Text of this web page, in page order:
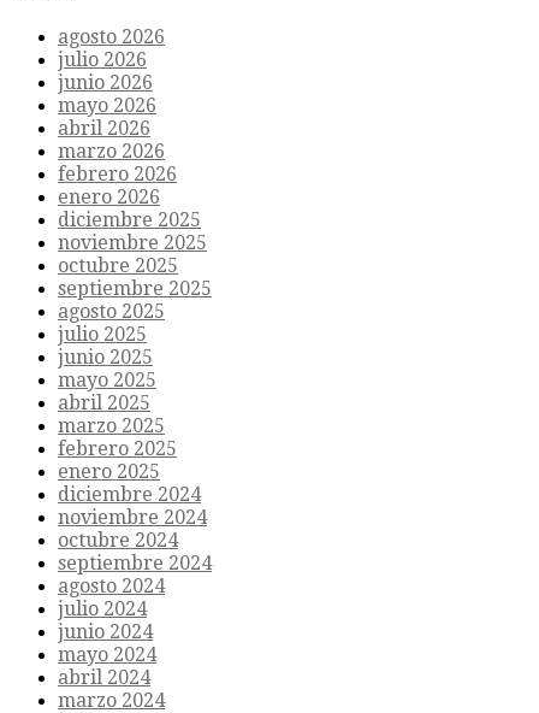
agosto 2026
julio 2026
junio 2026
mayo 2026
abril 2026
marzo 2026
febrero 2026
enero 2026
diciembre 2025
noviembre 2025
octubre 2025
septiembre 2025
agosto 2025
julio 2025
junio 2025
mayo 2025
abril 2025
marzo 2025
febrero 2025
enero 2025
diciembre 2024
noviembre 2024
octubre 2024
septiembre 2024
agosto 2024
julio 2024
junio 2024
mayo 2024
abril 2024
marzo 2024